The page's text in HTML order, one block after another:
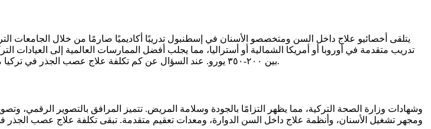
يتلقى أخصائيو علاج داخل السن ومتخصصو الأسنان في إسطنبول تدريبًا أكاديميًا صارمًا من خلال الجامعات
تدريب متقدمة في أوروبا أو أمريكا الشمالية أو أستراليا، مما يجلب أفضل الممارسات العالمية إلى العيادات
بين ٢٠٠-٣٥٠ يورو. عند السؤال عن كم تكلفة علاج عصب الجذر في تركيا من هؤلاء المتخصصين، يكتشف المرضى قيمة استثنائية دون المساس بالجودة أو معايير السلامة.